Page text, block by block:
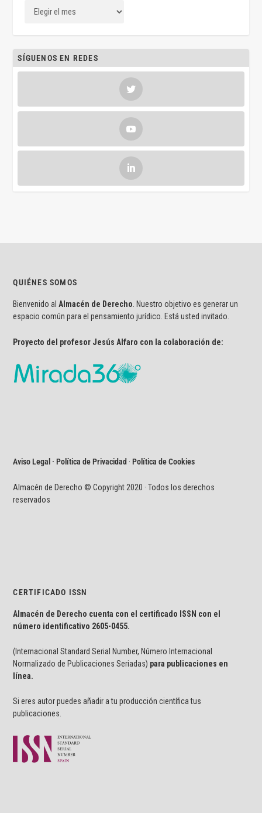
SÍGUENOS EN REDES
QUIÉNES SOMOS
Bienvenido alAlmacén de Derecho. Nuestro objetivo es generar un
espacio común para el pensamiento jurídico. Está usted invitado.
Proyecto del profesor Jesús Alfaro con la colaboración de:
Aviso Legal · Política de Privacidad ·Política de Cookies
Almacén de Derecho © Copyright 2020 · Todos los derechos
reservados
CERTIFICADO ISSN
Almacén de Derecho cuenta con el certificado ISSN con el
número identificativo 2605-0455.
(Internacional Standard Serial Number, Número Internacional
Normalizado de Publicaciones Seriadas) para publicaciones en
línea.
Si eres autor puedes añadir a tu producción científica tus
publicaciones.